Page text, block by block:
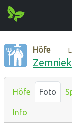
Höfe
Höfe Foto
Info